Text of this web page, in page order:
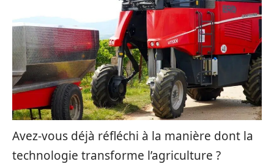
Avez-vous déjà réfléchi à la manière dont la
technologie transforme l’agriculture ?